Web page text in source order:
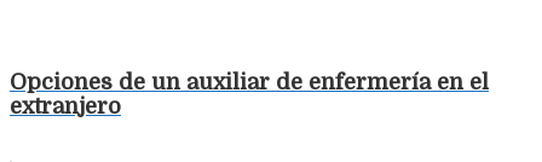
Opciones de un auxiliar de enfermería en el
extranjero